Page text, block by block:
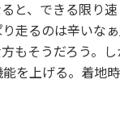
と、できる限り
走るのは辛いな
もそうだろう。
を上げる。着地